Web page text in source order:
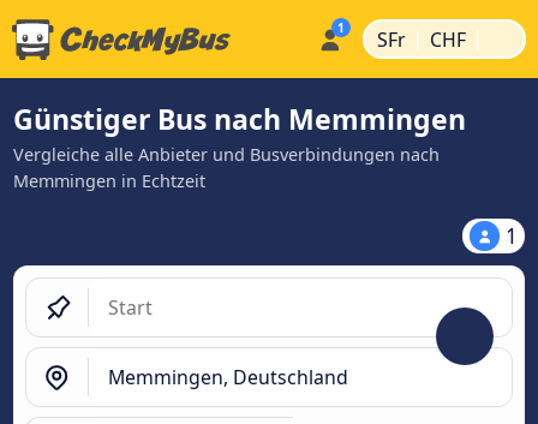
SFr | CHF |
Günstiger Bus nach Memmingen
Vergleiche alle Anbieter und Busverbindungen nach
Memmingen in Echtzeit
1